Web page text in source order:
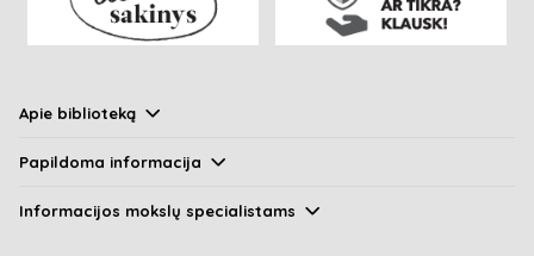
Apie biblioteką
Papildoma informacija
Informacijos mokslų specialistams